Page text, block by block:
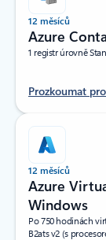
12 měsíců
Azure
1 registr úrovně
Prozkoumat
12 měsíců
Azure
Windows
Po 750 hodinách
B2ats v2 (s